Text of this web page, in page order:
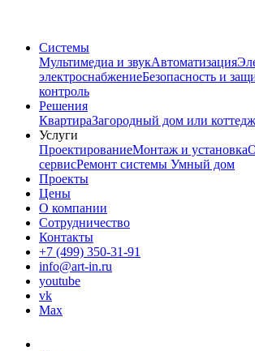
Системы
Мультимедиа и звукАвтоматизация
электроснабжениеБезопасность и
контроль
Решения
КвартираЗагородный дом или коттедж
Услуги
ПроектированиеМонтаж и установка
сервисРемонт системы Умный дом
Проекты
Цены
О компании
Сотрудничество
Контакты
+7 (499) 350-31-91
info@art-in.ru
youtube
vk
Max